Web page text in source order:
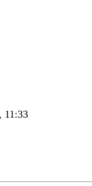
11:33